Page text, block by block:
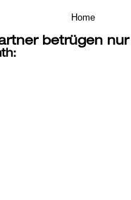
Home
betrügen